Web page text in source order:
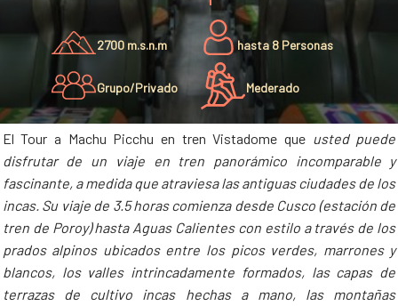
2700 m.s.n.m hasta 8 Personas
Grupo/Privado Mederado
El Tour a Machu Picchu en tren Vistadome que usted puede
disfrutar de un viaje en tren panorámico incomparable y
fascinante, a medida que atraviesa las antiguas ciudades de los
incas. Su viaje de 3.5 horas comienza desde Cusco (estación de
tren de Poroy) hasta Aguas Calientes con estilo a través de los
prados alpinos ubicados entre los picos verdes, marrones y
blancos, los valles intrincadamente formados, las capas de
terrazas de cultivo incas hechas a mano, las montañas